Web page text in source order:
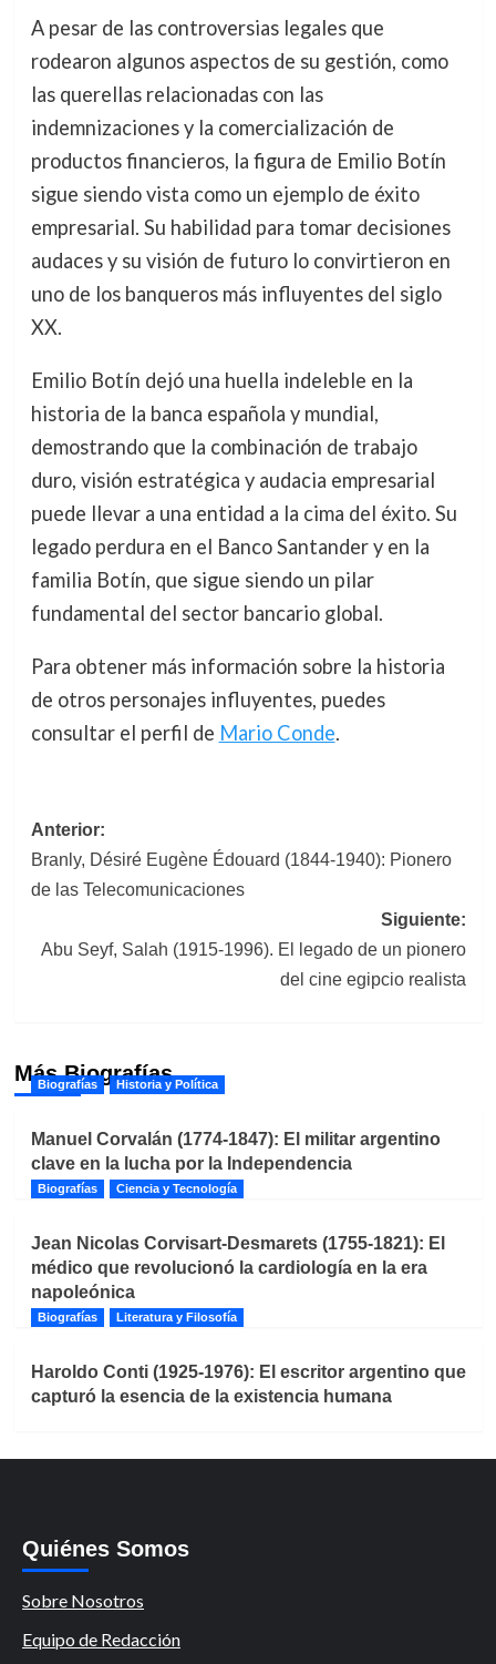
A pesar de las controversias legales que
rodearon algunos aspectos de su gestión, como
las querellas relacionadas con las
indemnizaciones y la comercialización de
productos financieros, la figura de Emilio Botín
sigue siendo vista como un ejemplo de éxito
empresarial. Su habilidad para tomar decisiones
audaces y su visión de futuro lo convirtieron en
uno de los banqueros más influyentes del siglo
XX.
Emilio Botín dejó una huella indeleble en la
historia de la banca española y mundial,
demostrando que la combinación de trabajo
duro, visión estratégica y audacia empresarial
puede llevar a una entidad a la cima del éxito. Su
legado perdura en el Banco Santander y en la
familia Botín, que sigue siendo un pilar
fundamental del sector bancario global.
Para obtener más información sobre la historia
de otros personajes influyentes, puedes
consultar el perfil de Mario Conde.
Navegación
de
Anterior:
Branly, Désiré Eugène Édouard (1844-1940): Pionero
de las Telecomunicaciones
Siguiente:
Abu Seyf, Salah (1915-1996). El legado de un pionero
del cine egipcio realista
Más Biografías
Biografías Historia y Política
Manuel Corvalán (1774-1847): El militar argentino
clave en la lucha por la Independencia
Biografías Ciencia y Tecnología
Jean Nicolas Corvisart-Desmarets (1755-1821): El
médico que revolucionó la cardiología en la era
napoleónica
Biografías Literatura y Filosofía
Haroldo Conti (1925-1976): El escritor argentino que
capturó la esencia de la existencia humana
Quiénes Somos
Sobre Nosotros
Equipo de Redacción